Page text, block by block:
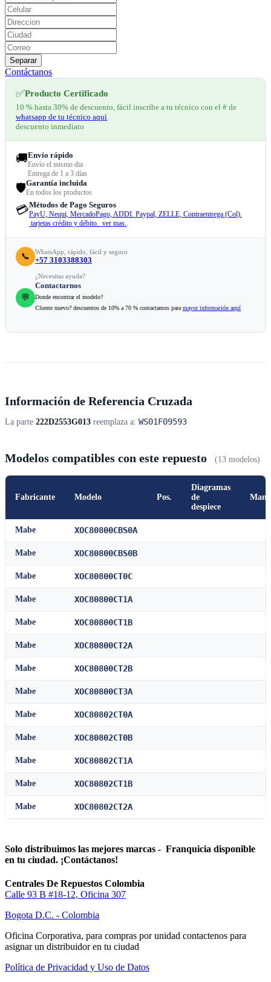
Separar
Contáctanos
✅Producto Certificado
10 % hasta 30% de descuento, fácil inscribe a tu técnico con el # de
whatsapp de tu técnico aquí
descuento inmediato
🚚Envío rápido
Envío el mismo dia
Entrega de 1 a 3 días
🛡️Garantía incluida
En todos los productos
💳Métodos de Pago Seguros
PayU, Nequi, MercadoPago, ADDI. Paypal, ZELLE, Contraentrega (Col).
tarjetas crédito y débito. ver mas..
📞 WhatsApp, rápido, fácil y seguro
+57 3103388303
💬
¿Necesitas ayuda?
Contactarnos
Donde encontrar el modelo?
Cliente nuevo? descuentos de 10% a 70 % contactamos para mayor información aquí
Información de Referencia Cruzada
La parte 222D2553G013 reemplaza a: WS01F09593
Modelos compatibles con este repuesto (13 modelos)
Fabricante Modelo Pos.
Diagramas
de
despiece
Mabe XOC80800CBS0A
Mabe XOC80800CBS0B
Mabe XOC80800CT0C
Mabe XOC80800CT1A
Mabe XOC80800CT1B
Mabe XOC80800CT2A
Mabe XOC80800CT2B
Mabe XOC80800CT3A
Mabe XOC80802CT0A
Mabe XOC80802CT0B
Mabe XOC80802CT1A
Mabe XOC80802CT1B
Mabe XOC80802CT2A
Solo distribuimos las mejores marcas - Franquicia disponible
en tu ciudad. ¡Contáctanos!
Centrales De Repuestos Colombia
Calle 93 B #18-12, Oficina 307
Bogota D.C. - Colombia
Oficina Corporativa, para compras por unidad contactenos para
asignar un distribuidor en tu ciudad
Política de Privacidad y Uso de Datos